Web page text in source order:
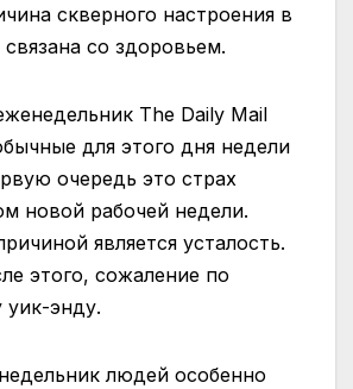
скверного настроения в
со здоровьем.
The Daily Mail
для этого дня недели
очередь это страх
новой рабочей недели.
является усталость.
этого, сожаление по
энду.
людей особенно